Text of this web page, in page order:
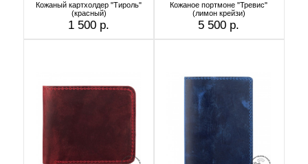
Кожаный картхолдер "Тироль"
(красный)
1 500 р.
Кожаное портмоне "Тревис"
(лимон крейзи)
5 500 р.